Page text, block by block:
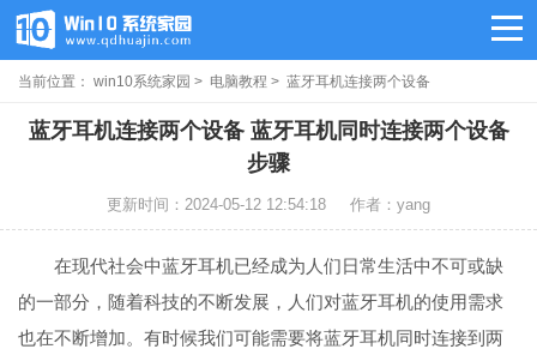
当前位置： win10系统家园 > 电脑教程 > 蓝牙耳机连接两个设备
蓝牙耳机连接两个设备 蓝牙耳机同时连接两个设备
步骤
更新时间：2024-05-12 12:54:18 作者：yang
在现代社会中蓝牙耳机已经成为人们日常生活中不可或缺
的一部分，随着科技的不断发展，人们对蓝牙耳机的使用需求
也在不断增加。有时候我们可能需要将蓝牙耳机同时连接到两